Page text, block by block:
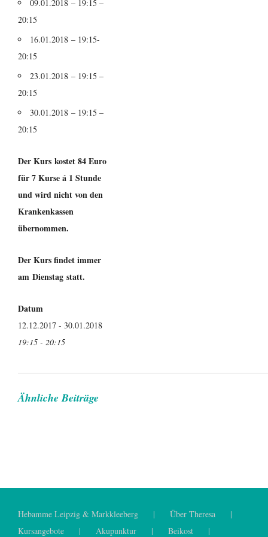
09.01.2018 – 19:15 –
20:15
16.01.2018 – 19:15-
20:15
23.01.2018 – 19:15 –
20:15
30.01.2018 – 19:15 –
20:15
Der Kurs kostet 84 Euro
für 7 Kurse á 1 Stunde
und wird nicht von den
Krankenkassen
übernommen.
Der Kurs findet immer
am Dienstag statt.
Datum
12.12.2017 - 30.01.2018
19:15 - 20:15
Ähnliche Beiträge
Hebamme Leipzig & Markkleeberg
Über Theresa
Kursangebote
Akupunktur Beikost